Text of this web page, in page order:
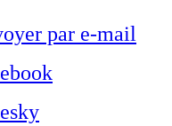
par e-mail